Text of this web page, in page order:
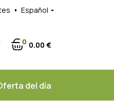
Español
0 0 00 €
del día